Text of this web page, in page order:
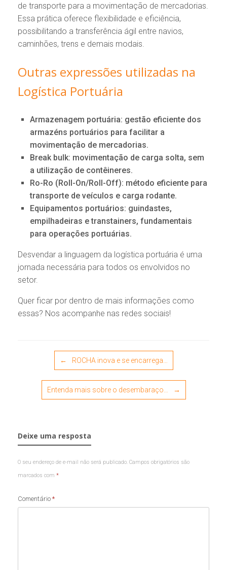
de transporte para a movimentação de mercadorias.
Essa prática oferece flexibilidade e eficiência,
possibilitando a transferência ágil entre navios,
caminhões, trens e demais modais.
Outras expressões utilizadas na
Logística Portuária
Armazenagem portuária: gestão eficiente dos
armazéns portuários para facilitar a
movimentação de mercadorias.
Break bulk: movimentação de carga solta, sem
a utilização de contêineres.
Ro-Ro (Roll-On/Roll-Off): método eficiente para
transporte de veículos e carga rodante.
Equipamentos portuários: guindastes,
empilhadeiras e transtainers, fundamentais
para operações portuárias.
Desvendar a linguagem da logística portuária é uma
jornada necessária para todos os envolvidos no
setor.
Quer ficar por dentro de mais informações como
essas? Nos acompanhe nas redes sociais!
← ROCHA inova e se encarrega…
Entenda mais sobre o desembaraço… →
Deixe uma resposta
O seu endereço de e-mail não será publicado. Campos obrigatórios são
marcados com *
Comentário *